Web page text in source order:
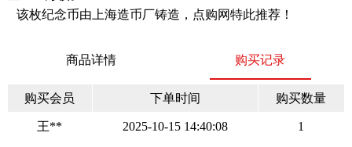
该枚纪念币由上海造币厂铸造，点购网特此推荐！
商品详情 购买记录
购买会员 下单时间 购买数量
王** 2025-10-15 14:40:08 1